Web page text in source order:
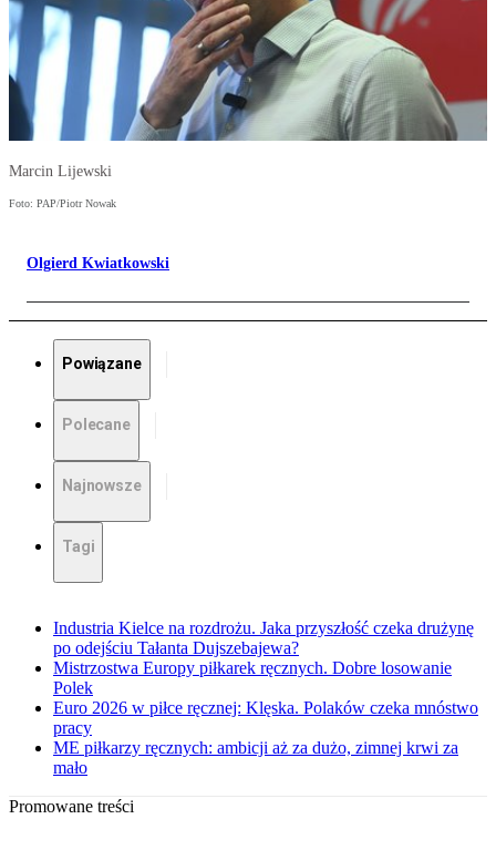
Marcin Lijewski
Foto: PAP/Piotr Nowak
Olgierd Kwiatkowski
Powiązane
Polecane
Najnowsze
Tagi
Industria Kielce na rozdrożu. Jaka przyszłość czeka drużynę
po odejściu Tałanta Dujszebajewa?
Mistrzostwa Europy piłkarek ręcznych. Dobre losowanie
Polek
Euro 2026 w piłce ręcznej: Klęska. Polaków czeka mnóstwo
pracy
ME piłkarzy ręcznych: ambicji aż za dużo, zimnej krwi za
mało
Promowane treści